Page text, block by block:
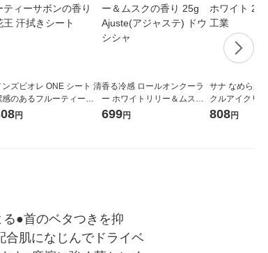
ンズビオレ ONE シート 清
感のあるフルーティーサ
ンの香り 花王 汗拭きシー
円
香る冷感 ロールオンクーラ
ー ホワイトリリー＆ムスク
の香り 25g Ajuste(アジャス
699円
サナ なめらか
クルアイクリ
20g 常盤薬品
808円
●首のベタつきを抑
合肌になじんでドライベ